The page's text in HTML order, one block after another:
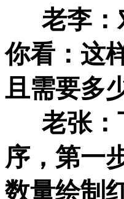
老李：
你看：这
且需要多
老张：
序，第一
数量绘制